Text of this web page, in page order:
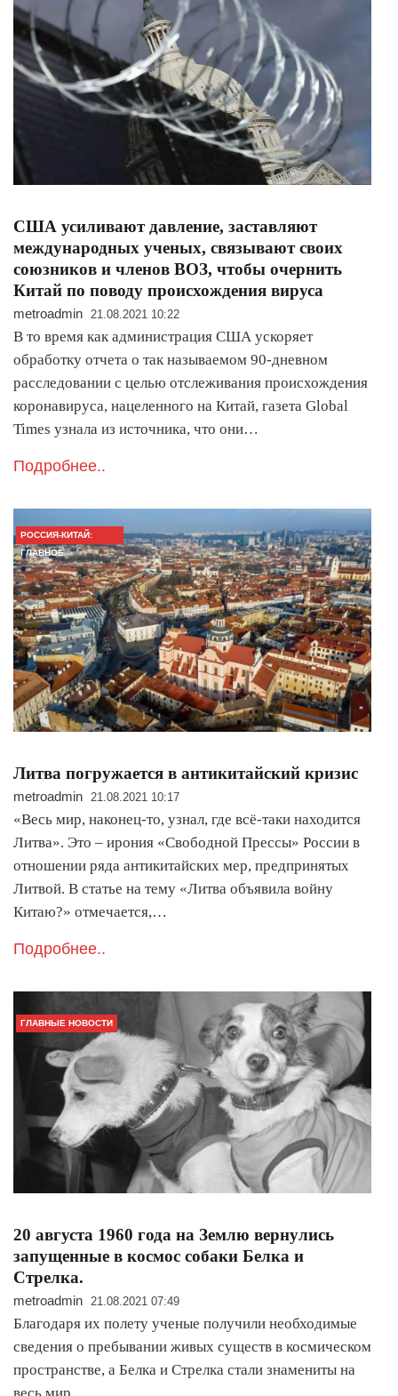
США усиливают давление, заставляют
международных ученых, связывают своих
союзников и членов ВОЗ, чтобы очернить
Китай по поводу происхождения вируса
metroadmin 21.08.2021 10:22
В то время как администрация США ускоряет
обработку отчета о так называемом 90-дневном
расследовании с целью отслеживания происхождения
коронавируса, нацеленного на Китай, газета Global
Times узнала из источника, что они…
Подробнее..
РОССИЯ-КИТАЙ:
ГЛАВНОЕ
Литва погружается в антикитайский кризис
metroadmin 21.08.2021 10:17
«Весь мир, наконец-то, узнал, где всё-таки находится
Литва». Это – ирония «Свободной Прессы» России в
отношении ряда антикитайских мер, предпринятых
Литвой. В статье на тему «Литва объявила войну
Китаю?» отмечается,…
Подробнее..
ГЛАВНЫЕ НОВОСТИ
20 августа 1960 года на Землю вернулись
запущенные в космос собаки Белка и
Стрелка.
metroadmin 21.08.2021 07:49
Благодаря их полету ученые получили необходимые
сведения о пребывании живых существ в космическом
пространстве, а Белка и Стрелка стали знамениты на